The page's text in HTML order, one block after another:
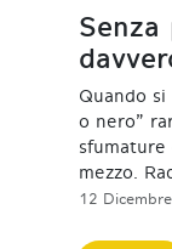
Senza
Quando si
o nero”
sfumature
mezzo.
12